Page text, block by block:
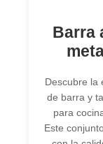
Barra
Descubre la
de barra y
para
Este